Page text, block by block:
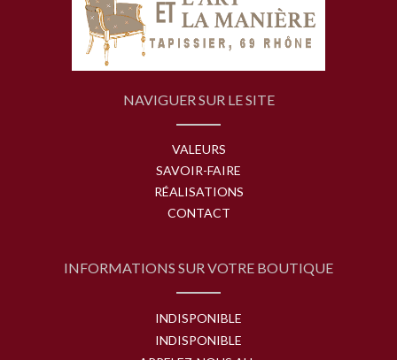
NAVIGUER SUR LE SITE
VALEURS
SAVOIR-FAIRE
RÉALISATIONS
CONTACT
INFORMATIONS SUR VOTRE BOUTIQUE
INDISPONIBLE
INDISPONIBLE